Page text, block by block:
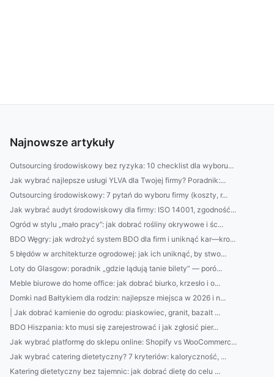
Najnowsze artykuły
Outsourcing środowiskowy bez ryzyka: 10 checklist dla wyboru...
Jak wybrać najlepsze usługi YLVA dla Twojej firmy? Poradnik:...
Outsourcing środowiskowy: 7 pytań do wyboru firmy (koszty, r...
Jak wybrać audyt środowiskowy dla firmy: ISO 14001, zgodność...
Ogród w stylu „mało pracy”: jak dobrać rośliny okrywowe i śc...
BDO Węgry: jak wdrożyć system BDO dla firm i uniknąć kar—kro...
5 błędów w architekturze ogrodowej: jak ich uniknąć, by stwo...
Loty do Glasgow: poradnik „gdzie lądują tanie bilety” — poró...
Meble biurowe do home office: jak dobrać biurko, krzesło i o...
Domki nad Bałtykiem dla rodzin: najlepsze miejsca w 2026 i n...
| Jak dobrać kamienie do ogrodu: piaskowiec, granit, bazalt ...
BDO Hiszpania: kto musi się zarejestrować i jak zgłosić pier...
Jak wybrać platformę do sklepu online: Shopify vs WooCommerc...
Jak wybrać catering dietetyczny? 7 kryteriów: kaloryczność, ...
Katering dietetyczny bez tajemnic: jak dobrać dietę do celu ...